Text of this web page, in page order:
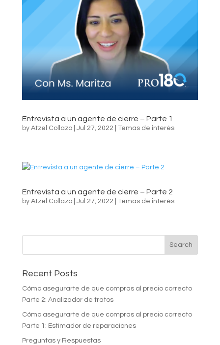
Entrevista a un agente de cierre – Parte 1
by Atzel Collazo| Jul 27, 2022 Temas de interés
Entrevista a un agente de cierre – Parte 2
by Atzel Collazo| Jul 27, 2022 Temas de interés
Recent Posts
Cómo asegurarte de que compras al precio correcto
Parte 2: Analizador de tratos
Cómo asegurarte de que compras al precio correcto
Parte 1: Estimador de reparaciones
Preguntas y Respuestas